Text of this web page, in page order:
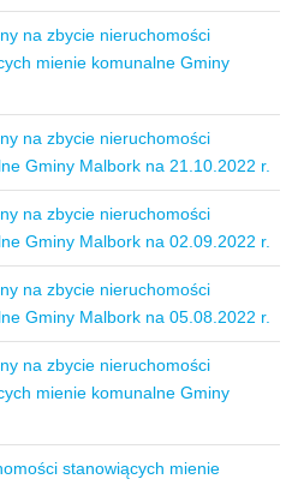
na zbycie nieruchomości
mienie komunalne Gminy
na zbycie nieruchomości
Gminy Malbork na 21.10.2022 r.
na zbycie nieruchomości
Gminy Malbork na 02.09.2022 r.
na zbycie nieruchomości
Gminy Malbork na 05.08.2022 r.
na zbycie nieruchomości
mienie komunalne Gminy
stanowiących mienie